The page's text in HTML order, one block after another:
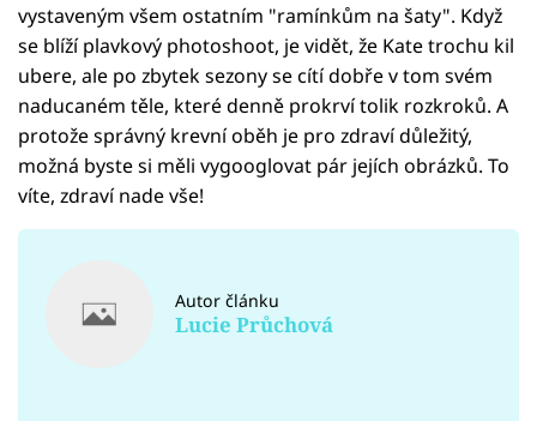
vystaveným všem ostatním "ramínkům na šaty". Když
se blíží plavkový photoshoot, je vidět, že Kate trochu kil
ubere, ale po zbytek sezony se cítí dobře v tom svém
naducaném těle, které denně prokrví tolik rozkroků. A
protože správný krevní oběh je pro zdraví důležitý,
možná byste si měli vygooglovat pár jejích obrázků. To
víte, zdraví nade vše!
Autor článku
Lucie Průchová